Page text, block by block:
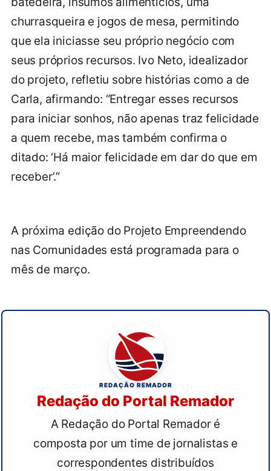
churrasqueira e jogos de mesa, permitindo
que ela iniciasse seu próprio negócio com
seus próprios recursos. Ivo Neto, idealizador
do projeto, refletiu sobre histórias como a de
Carla, afirmando: “Entregar esses recursos
para iniciar sonhos, não apenas traz felicidade
a quem recebe, mas também confirma o
ditado: ‘Há maior felicidade em dar do que em
receber’.”
A próxima edição do Projeto Empreendendo
nas Comunidades está programada para o
mês de março.
REDAÇÃO REMADOR
Redação do Portal Remador
A Redação do Portal Remador é
composta por um time de jornalistas e
correspondentes distribuídos